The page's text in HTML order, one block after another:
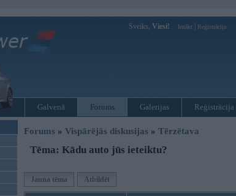
Sveiks, Viesi! Ienākt Reģistrācija
Galvenā Forums Galerijas Reģistrācija
Forums » Vispārējās diskusijas » Tērzētava
Tēma: Kādu auto jūs ieteiktu?
Jauna tēma Atbildēt